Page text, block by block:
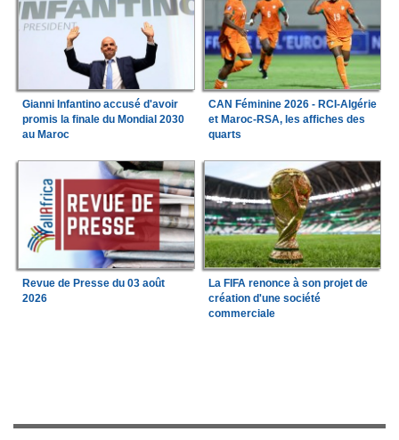
Gianni Infantino accusé d'avoir
promis la finale du Mondial 2030
au Maroc
CAN Féminine 2026 - RCI-Algérie
et Maroc-RSA, les affiches des
quarts
Revue de Presse du 03 août
2026
La FIFA renonce à son projet de
création d'une société
commerciale